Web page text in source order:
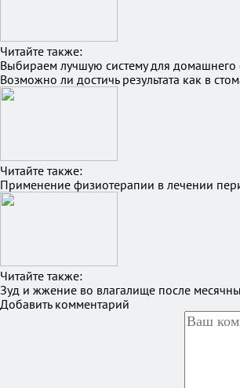
Читайте также:
Выбираем лучшую систему для домашнего
Возможно ли достичь результата как в
Читайте также:
Применение физиотерапии в лечении
Читайте также:
Зуд и жжение во влагалище после
Добавить комментарий